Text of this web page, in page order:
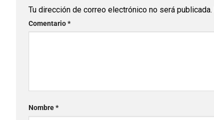
Tu dirección de correo electrónico no será publicada.
Comentario*
Nombre*